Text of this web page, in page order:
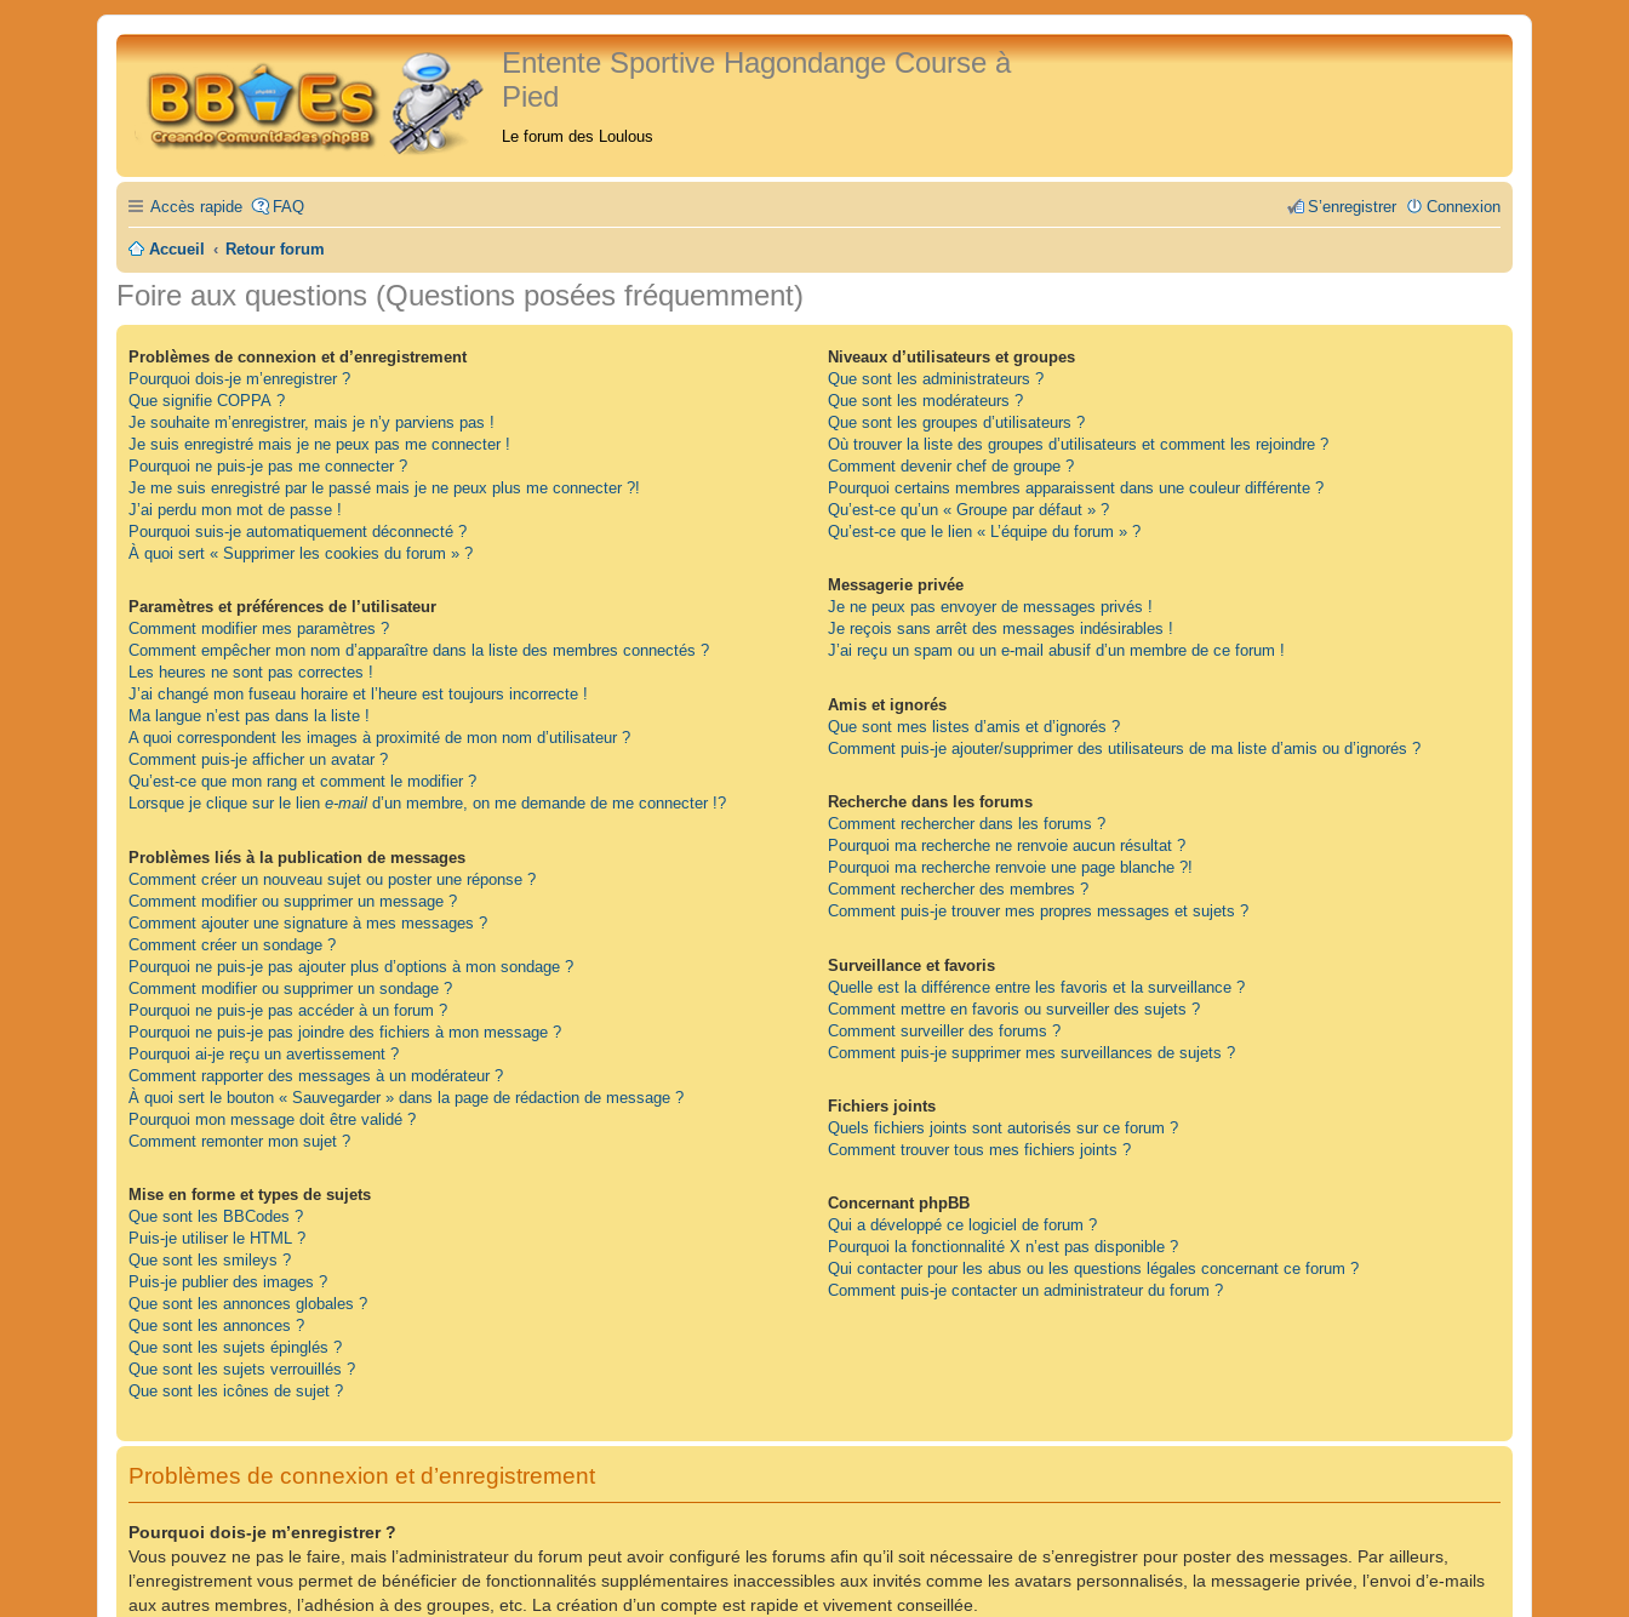
Entente Sportive Hagondange Course à
Pied
Le forum des Loulous
Accès rapide FAQ Connexion
S’enregistrer
Accueil Retour forum
Foire aux questions (Questions posées fréquemment)
Problèmes de connexion et d’enregistrement
Pourquoi dois-je m’enregistrer ?
Que signifie COPPA ?
Je souhaite m’enregistrer, mais je n’y parviens pas !
Je suis enregistré mais je ne peux pas me connecter !
Pourquoi ne puis-je pas me connecter ?
Je me suis enregistré par le passé mais je ne peux plus me connecter ?!
J’ai perdu mon mot de passe !
Pourquoi suis-je automatiquement déconnecté ?
À quoi sert « Supprimer les cookies du forum » ?
Paramètres et préférences de l’utilisateur
Comment modifier mes paramètres ?
Comment empêcher mon nom d’apparaître dans la liste des membres connectés ?
Les heures ne sont pas correctes !
J’ai changé mon fuseau horaire et l’heure est toujours incorrecte !
Ma langue n’est pas dans la liste !
A quoi correspondent les images à proximité de mon nom d’utilisateur ?
Comment puis-je afficher un avatar ?
Qu’est-ce que mon rang et comment le modifier ?
Lorsque je clique sur le lien e-mail d’un membre, on me demande de me connecter !?
Problèmes liés à la publication de messages
Comment créer un nouveau sujet ou poster une réponse ?
Comment modifier ou supprimer un message ?
Comment ajouter une signature à mes messages ?
Comment créer un sondage ?
Pourquoi ne puis-je pas ajouter plus d’options à mon sondage ?
Comment modifier ou supprimer un sondage ?
Pourquoi ne puis-je pas accéder à un forum ?
Pourquoi ne puis-je pas joindre des fichiers à mon message ?
Pourquoi ai-je reçu un avertissement ?
Comment rapporter des messages à un modérateur ?
À quoi sert le bouton « Sauvegarder » dans la page de rédaction de message ?
Pourquoi mon message doit être validé ?
Comment remonter mon sujet ?
Mise en forme et types de sujets
Que sont les BBCodes ?
Puis-je utiliser le HTML ?
Que sont les smileys ?
Puis-je publier des images ?
Que sont les annonces globales ?
Que sont les annonces ?
Que sont les sujets épinglés ?
Que sont les sujets verrouillés ?
Que sont les icônes de sujet ?
Niveaux d’utilisateurs et groupes
Que sont les administrateurs ?
Que sont les modérateurs ?
Que sont les groupes d’utilisateurs ?
Où trouver la liste des groupes d’utilisateurs et comment les rejoindre ?
Comment devenir chef de groupe ?
Pourquoi certains membres apparaissent dans une couleur différente ?
Qu’est-ce qu’un « Groupe par défaut » ?
Qu’est-ce que le lien « L’équipe du forum » ?
Messagerie privée
Je ne peux pas envoyer de messages privés !
Je reçois sans arrêt des messages indésirables !
J’ai reçu un spam ou un e-mail abusif d’un membre de ce forum !
Amis et ignorés
Que sont mes listes d’amis et d’ignorés ?
Comment puis-je ajouter/supprimer des utilisateurs de ma liste d’amis ou d’ignorés ?
Recherche dans les forums
Comment rechercher dans les forums ?
Pourquoi ma recherche ne renvoie aucun résultat ?
Pourquoi ma recherche renvoie une page blanche ?!
Comment rechercher des membres ?
Comment puis-je trouver mes propres messages et sujets ?
Surveillance et favoris
Quelle est la différence entre les favoris et la surveillance ?
Comment mettre en favoris ou surveiller des sujets ?
Comment surveiller des forums ?
Comment puis-je supprimer mes surveillances de sujets ?
Fichiers joints
Quels fichiers joints sont autorisés sur ce forum ?
Comment trouver tous mes fichiers joints ?
Concernant phpBB
Qui a développé ce logiciel de forum ?
Pourquoi la fonctionnalité X n’est pas disponible ?
Qui contacter pour les abus ou les questions légales concernant ce forum ?
Comment puis-je contacter un administrateur du forum ?
Problèmes de connexion et d’enregistrement
Pourquoi dois-je m’enregistrer ?
Vous pouvez ne pas le faire, mais l’administrateur du forum peut avoir configuré les forums afin qu’il soit nécessaire de s’enregistrer pour poster des messages. Par ailleurs,
l’enregistrement vous permet de bénéficier de fonctionnalités supplémentaires inaccessibles aux invités comme les avatars personnalisés, la messagerie privée, l’envoi d’e-mails
aux autres membres, l’adhésion à des groupes, etc. La création d’un compte est rapide et vivement conseillée.